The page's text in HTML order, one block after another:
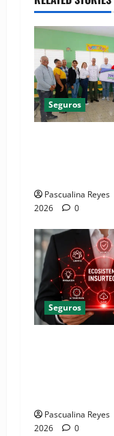
Seguros
Pascualina Reyes
2026
0
Seguros
Pascualina Reyes
2026
0